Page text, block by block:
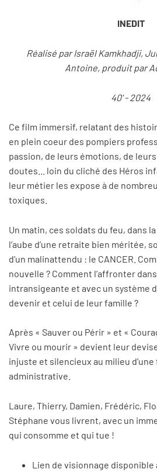
INEDIT
Réalisé par Israël Kamkhadji,
Antoine, produit par
40' - 2024
Ce film immersif, relatant des
en plein coeur des pompiers
passion, de leurs émotions, de
doutes... loin du cliché des Héros
leur métier les expose à de
toxiques.
Un matin, ces soldats du feu, dans la
l’aube d’une retraite bien méritée,
d’un malinattendu : le CANCER.
nouvelle ? Comment l’affronter
intransigeante et avec un système
devenir et celui de leur famille ?
Après « Sauver ou Périr » et «
Vivre ou mourir » devient leur
injuste et silencieux au milieu
administrative.
Laure, Thierry, Damien, Frédéric,
Stéphane vous livrent, avec un
qui consomme et qui tue !
Lien de visionnage disponible